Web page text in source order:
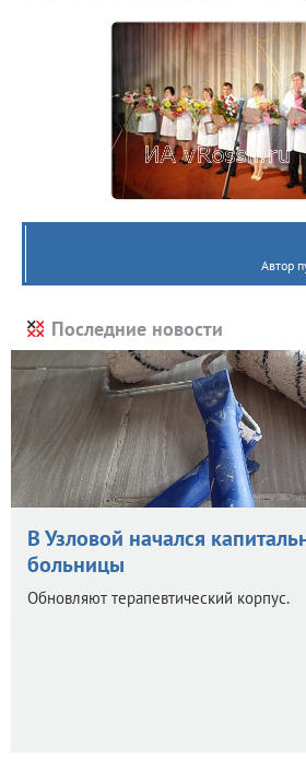
Автор
Последние новости
В Узловой начался
больницы
Обновляют терапевтический корпус.